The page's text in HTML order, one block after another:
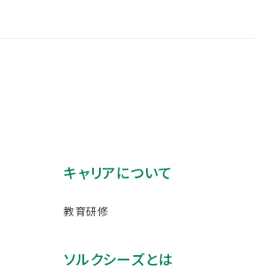
キャリアについて
教育研修
ソルクシーズとは